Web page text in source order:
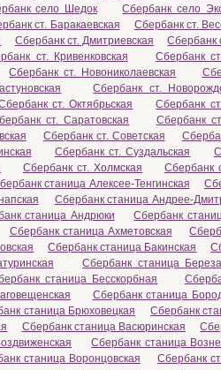
село Шедок
Сбербанк село
ст. Баракаевская
Сбербанк ст.
Сбербанк ст. Дмитриевская
Сбербанк
ст. Кривенковская
Сбербанк
Сбербанк ст. Новониколаевская
Сбербанк ст.
ст. Октябрьская
Сбербанк
ст. Саратовская
Сбербанк
Сбербанк ст. Советская
Сбербанк ст. Суздальская
Сбербанк ст. Холмская
Сбербанк
станица Алексее-Тенгинская
Сбербанк станица Андрее-
станица Андрюки
Сбербанк
Сбербанк станица Ахметовская
Сбербанк станица Бакинская
Сбербанк станица
станица Бесскорбная
Сбербанк станица
станица Брюховецкая
Сбербанк
Сбербанк станица Васюринская
Сбербанк станица
станица Воронцовская
Сбербанк